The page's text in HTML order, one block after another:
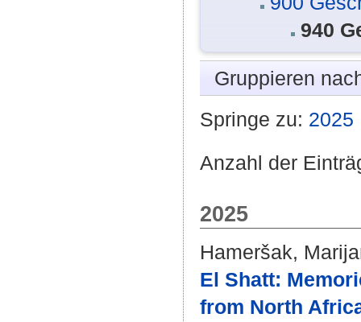
940
Gruppieren
Springe zu: 2025
Anzahl der
2025
Hameršak,
El Shatt:
from North